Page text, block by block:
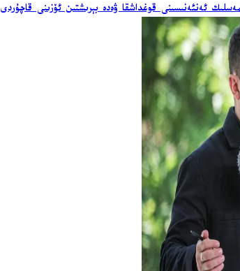
ئەنئەنىسىنى قوغداشقا ۋەدە بېرىشتىن ئۆزىنى قاچۇردى